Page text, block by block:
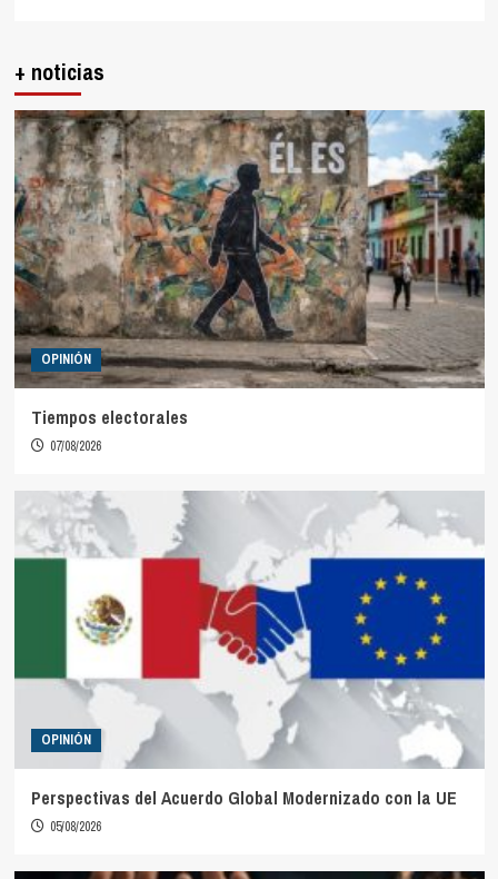
+ noticias
OPINIÓN
Tiempos electorales
07/08/2026
OPINIÓN
Perspectivas del Acuerdo Global Modernizado con la UE
05/08/2026